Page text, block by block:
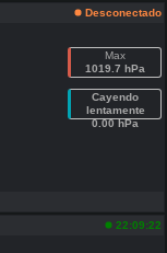
Desconectado
Max
1019.7 hPa
Cayendo
lentamente
0.00 hPa
22:09:22